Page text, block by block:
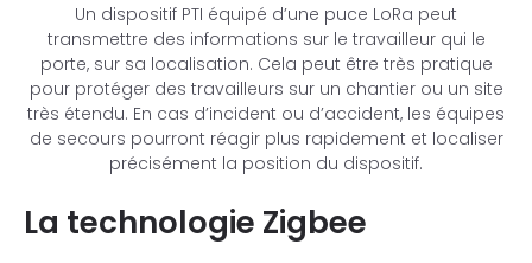
Un dispositif PTI équipé d’une puce LoRa peut
transmettre des informations sur le travailleur qui le
porte, sur sa localisation. Cela peut être très pratique
pour protéger des travailleurs sur un chantier ou un site
très étendu. En cas d’incident ou d’accident, les équipes
de secours pourront réagir plus rapidement et localiser
précisément la position du dispositif.
La technologie Zigbee